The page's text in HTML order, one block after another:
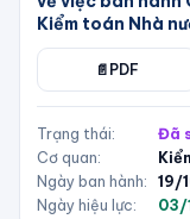
Kiểm toán Nhà
📄 PDF
Trạng thái:
Đã
Cơ quan:
Ngày ban hành:
19/
Ngày hiệu lực:
03/